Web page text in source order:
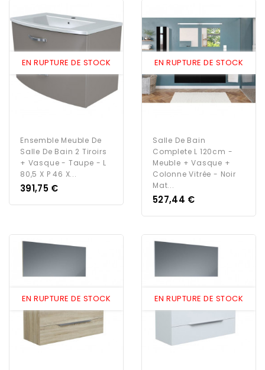
EN RUPTURE DE STOCK
Ensemble Meuble De
Salle De Bain 2 Tiroirs
+ Vasque - Taupe - L
80,5 X P 46 X...
Prix
391,75 €
EN RUPTURE DE STOCK
Salle De Bain
Complete L 120cm -
Meuble + Vasque +
Colonne Vitrée - Noir
Mat...
Prix
527,44 €
EN RUPTURE DE STOCK EN RUPTURE DE STOCK